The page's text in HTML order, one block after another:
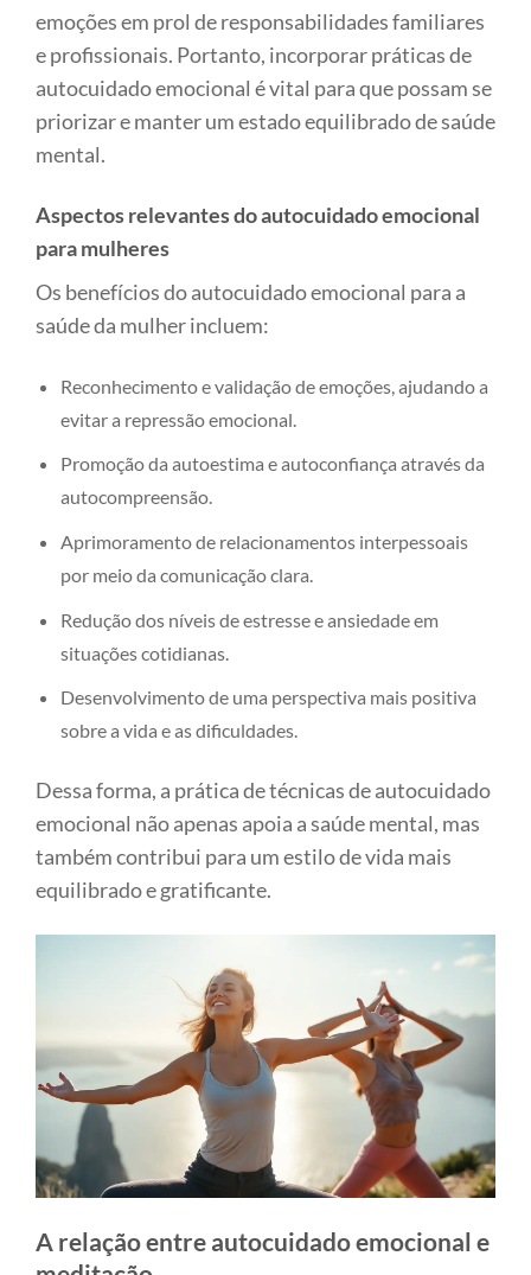
emoções em prol de responsabilidades familiares
e profissionais. Portanto, incorporar práticas de
autocuidado emocional é vital para que possam se
priorizar e manter um estado equilibrado de saúde
mental.
Aspectos relevantes do autocuidado emocional
para mulheres
Os benefícios do autocuidado emocional para a
saúde da mulher incluem:
Reconhecimento e validação de emoções, ajudando a
evitar a repressão emocional.
Promoção da autoestima e autoconfiança através da
autocompreensão.
Aprimoramento de relacionamentos interpessoais
por meio da comunicação clara.
Redução dos níveis de estresse e ansiedade em
situações cotidianas.
Desenvolvimento de uma perspectiva mais positiva
sobre a vida e as dificuldades.
Dessa forma, a prática de técnicas de autocuidado
emocional não apenas apoia a saúde mental, mas
também contribui para um estilo de vida mais
equilibrado e gratificante.
A relação entre autocuidado emocional e